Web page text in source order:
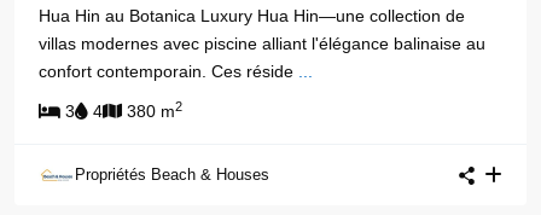
Hua Hin au Botanica Luxury Hua Hin—une collection de
villas modernes avec piscine alliant l'élégance balinaise au
confort contemporain. Ces réside ...
3 4 380 m2
Propriétés Beach & Houses